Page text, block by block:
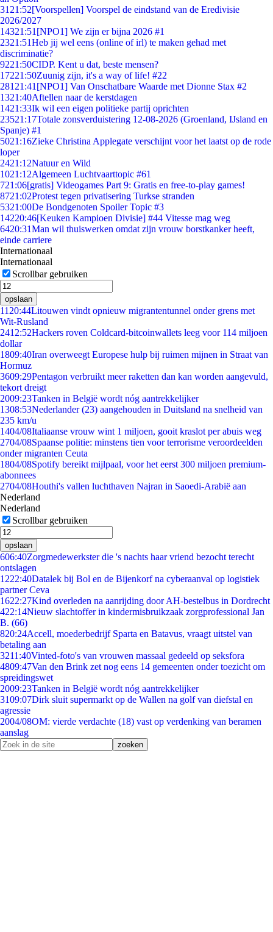
31 21:52[Voorspellen] Voorspel de eindstand van de Eredivisie
2026/2027
14321:51 [NPO1] We zijn er bijna 2026 #1
2321:51Heb jij wel eens (online of irl) te maken gehad met
discriminatie?
9221:50CIDP. Kent u dat, beste mensen?
17221:50Zuunig zijn, it's a way of life! #22
281 21:41 [NPO1] Van Onschatbare Waarde met Dionne Stax #2
1321:40Aftellen naar de kerstdagen
1421:33Ik wil een eigen politieke partij oprichten
23521:17Totale zonsverduistering 12-08-2026 (Groenland, IJsland en
Spanje) #1
5021:16Zieke Christina Applegate verschijnt voor het laatst op de rode
loper
2421:12Natuur en Wild
1021:12Algemeen Luchtvaarttopic #61
721:06[gratis] Videogames Part 9: Gratis en free-to-play games!
8721:02Protest tegen privatisering Turkse stranden
5321:00De Bondgenoten Spoiler Topic #3
14220:46[Keuken Kampioen Divisie] #44 Vitesse mag weg
6420:31Man wil thuiswerken omdat zijn vrouw borstkanker heeft,
einde carriere
Internationaal
Internationaal
Scrollbar gebruiken
opslaan
11 20:44Litouwen vindt opnieuw migrantentunnel onder grens met
Wit-Rusland
2412:52Hackers roven Coldcard-bitcoinwallets leeg voor 114 miljoen
dollar
1809:40Iran overweegt Europese hulp bij ruimen mijnen in Straat van
Hormuz
3609:29Pentagon verbruikt meer raketten dan kan worden aangevuld,
tekort dreigt
2009:23Tanken in België wordt nóg aantrekkelijker
1308:53Nederlander (23) aangehouden in Duitsland na snelheid van
235 km/u
1404/08Italiaanse vrouw wint 1 miljoen, gooit kraslot per abuis weg
2704/08Spaanse politie: minstens tien voor terrorisme veroordeelden
onder migranten Ceuta
1804/08Spotify bereikt mijlpaal, voor het eerst 300 miljoen premium-
abonnees
2704/08Houthi's vallen luchthaven Najran in Saoedi-Arabië aan
Nederland
Nederland
Scrollbar gebruiken
opslaan
606:40Zorgmedewerkster die 's nachts haar vriend bezocht terecht
ontslagen
1222:40Datalek bij Bol en de Bijenkorf na cyberaanval op logistiek
partner Ceva
1622:27Kind overleden na aanrijding door AH-bestelbus in Dordrecht
422:14Nieuw slachtoffer in kindermisbruikzaak zorgprofessional Jan
B. (66)
820:24Accell, moederbedrijf Sparta en Batavus, vraagt uitstel van
betaling aan
3211:40Vinted-foto's van vrouwen massaal gedeeld op seksfora
4809:47Van den Brink zet nog eens 14 gemeenten onder toezicht om
spreidingswet
2009:23Tanken in België wordt nóg aantrekkelijker
3109:07Dirk sluit supermarkt op de Wallen na golf van diefstal en
agressie
2004/08OM: vierde verdachte (18) vast op verdenking van beramen
aanslag